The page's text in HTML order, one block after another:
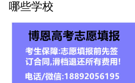
哪些学校